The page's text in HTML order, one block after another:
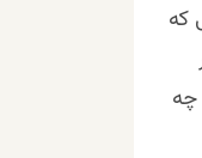
که
چه